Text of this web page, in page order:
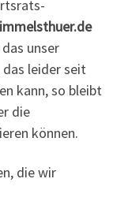
unser
leider seit
kann, so bleibt
die
können.
die wir